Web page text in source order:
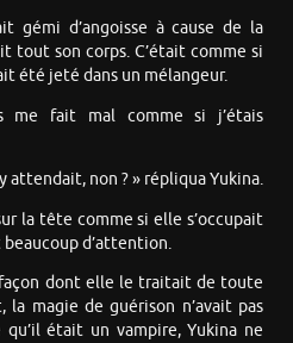
gémi d’angoisse à cause de la
tout son corps. C’était comme si
été jeté dans un mélangeur.
me fait mal comme si j’étais
attendait, non ? » répliqua Yukina.
la tête comme si elle s’occupait
d’attention.
façon dont elle le traitait de toute
magie de guérison n’avait pas
était un vampire, Yukina ne